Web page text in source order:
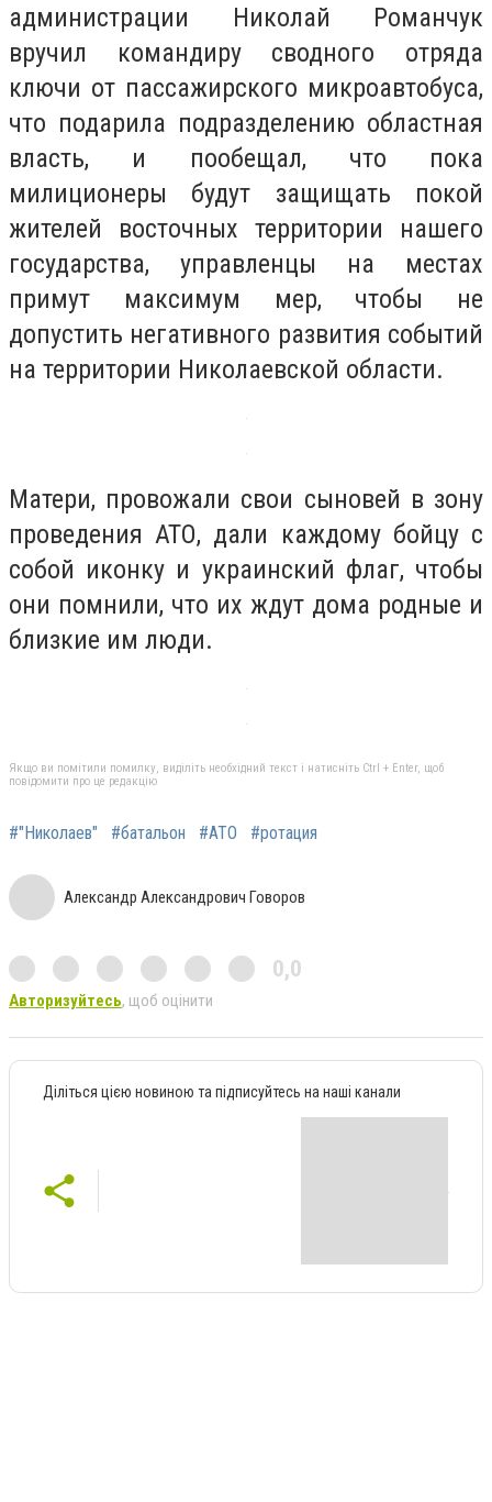
администрации Николай Романчук
вручил командиру сводного отряда
ключи от пассажирского микроавтобуса,
что подарила подразделению областная
власть, и пообещал, что пока
милиционеры будут защищать покой
жителей восточных территории нашего
государства, управленцы на местах
примут максимум мер, чтобы не
допустить негативного развития событий
на территории Николаевской области.
Матери, провожали свои сыновей в зону
проведения АТО, дали каждому бойцу с
собой иконку и украинский флаг, чтобы
они помнили, что их ждут дома родные и
близкие им люди.
Якщо ви помітили помилку, виділіть необхідний текст і натисніть Ctrl + Enter, щоб
повідомити про це редакцію
#"Николаев" #батальон #АТО #ротация
Александр Александрович Говоров
0,0
Авторизуйтесь, щоб оцінити
Діліться цією новиною та підписуйтесь на наші канали